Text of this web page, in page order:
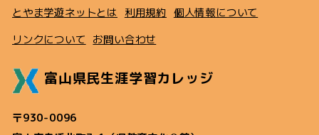
とやま学遊ネットとは 利用規約 個人情報について
リンクについて お問い合わせ
富山県民生涯学習カレッジ
〒930-0096